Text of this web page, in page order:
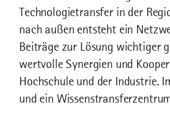
Technologietransfer in der
nach außen entsteht ein
Beiträge zur Lösung wichtiger
wertvolle Synergien und
Hochschule und der Industrie.
und ein